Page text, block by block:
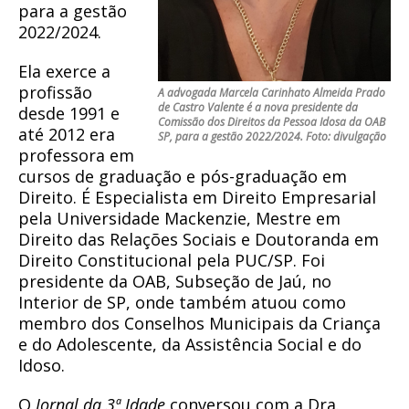
A advogada Marcela Carinhato Almeida Prado
de Castro Valente é a nova presidente da
Comissão dos Direitos da Pessoa Idosa da OAB
SP, para a gestão 2022/2024. Foto: divulgação
para a gestão
2022/2024.
Ela exerce a
profissão
desde 1991 e
até 2012 era
professora em
cursos de graduação e pós-graduação em
Direito. É Especialista em Direito Empresarial
pela Universidade Mackenzie, Mestre em
Direito das Relações Sociais e Doutoranda em
Direito Constitucional pela PUC/SP. Foi
presidente da OAB, Subseção de Jaú, no
Interior de SP, onde também atuou como
membro dos Conselhos Municipais da Criança
e do Adolescente, da Assistência Social e do
Idoso.
O Jornal da 3ª Idade conversou com a Dra.